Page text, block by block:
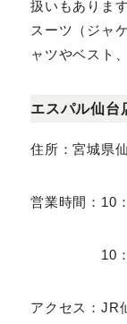
DIFFERENCE
いもあります。
（ジャケット・
1F
営業時間：10
10：00～